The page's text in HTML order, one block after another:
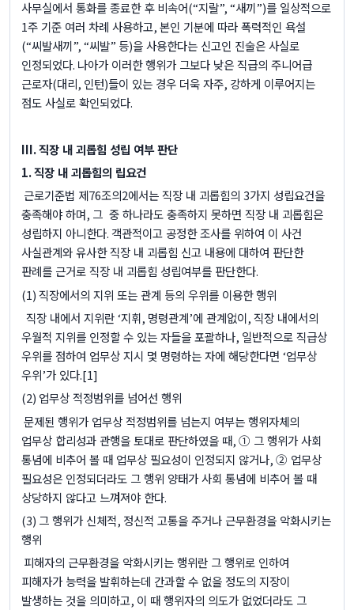
사무실에서 통화를 종료한 후 비속어(“지랄”, “새끼”)를 일상적으로
1주 기준 여러 차례 사용하고,본인 기분에 따라 폭력적인 욕설
(“씨발새끼”, “씨발” 등)을 사용한다는 신고인 진술은 사실로
인정되었다. 나아가 이러한 행위가 그보다 낮은 직급의 주니어급
근로자(대리, 인턴)들이 있는 경우 더욱 자주, 강하게 이루어지는
점도 사실로 확인되었다.
III.직장 내 괴롭힘 성립 여부 판단
1.직장 내 괴롭힘의 립요건
근로기준법 제76조의2에서는 직장 내 괴롭힘의3가지 성립요건을
충족해야 하며, 그 중 하나라도 충족하지 못하면 직장 내 괴롭힘은
성립하지 아니한다. 객관적이고 공정한 조사를 위하여 이 사건
사실관계와 유사한 직장 내 괴롭힘 신고 내용에 대하여 판단한
판례를 근거로 직장 내 괴롭힘 성립여부를 판단한다.
(1)직장에서의 지위 또는 관계 등의 우위를 이용한 행위
직장 내에서 지위란‘지휘, 명령관계’에 관계없이,직장 내에서의
우월적 지위를 인정할 수 있는 자들을 포괄하나, 일반적으로 직급상
우위를 점하여 업무상 지시 몇 명령하는 자에 해당한다면‘업무상
우위’가 있다.[1]
(2) 업무상 적정범위를 넘어선 행위
문제된 행위가 업무상 적정범위를 넘는지 여부는 행위자체의
업무상 합리성과 관행을 토대로 판단하였을 때,① 그 행위가 사회
통념에 비추어 볼 때 업무상 필요성이 인정되지 않거나,② 업무상
필요성은 인정되더라도 그 행위 양태가 사회 통념에 비추어 볼 때
상당하지 않다고 느껴져야 한다.
(3) 그 행위가 신체적, 정신적 고통을 주거나 근무환경을 악화시키는
행위
피해자의 근무환경을 악화시키는 행위란 그 행위로 인하여
피해자가 능력을 발휘하는데 간과할 수 없을 정도의 지장이
발생하는 것을 의미하고, 이 때 행위자의 의도가 없었더라도 그